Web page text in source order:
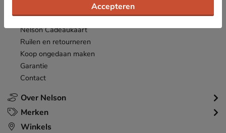
Over Nelson
Betaalmogelijkheden
Nelson Cadeaukaart
Ruilen en retourneren
Koop ongedaan maken
Garantie
Contact
Merken
Winkels
Accepteren